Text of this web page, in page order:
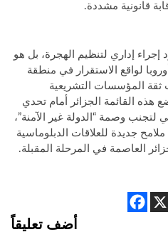
قانونية مشددة.
إجراء إداري لتنظيم الهجرة، بل هو
لواقع الاستقرار في منطقة
ثقة المؤسسات التشريعية
هذه القائمة الجزائر أمام تحدي
وصمة “الدولة غير الآمنة”،
جديدة للعلاقات الدبلوماسية
العاصمة في المرحلة المقبلة.
أضف تعليقاً